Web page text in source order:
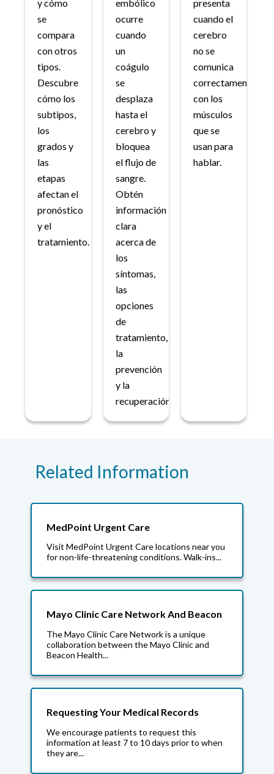
y cómo
se
compara
con otros
tipos.
Descubre
cómo los
subtipos,
los
grados y
las
etapas
afectan el
pronóstico
y el
tratamiento.
embólico
ocurre
cuando
un
coágulo
se
desplaza
hasta el
cerebro y
bloquea
el flujo de
sangre.
Obtén
información
clara
acerca de
los
síntomas,
las
opciones
de
tratamiento,
la
prevención
y la
recuperación.
presenta
cuando el
cerebro
no se
comunica
correctamente
con los
músculos
que se
usan para
hablar.
Related Information
MedPoint Urgent Care
Visit MedPoint Urgent Care locations near you
for non-life-threatening conditions. Walk-ins...
Mayo Clinic Care Network And Beacon
The Mayo Clinic Care Network is a unique
collaboration between the Mayo Clinic and
Beacon Health...
Requesting Your Medical Records
We encourage patients to request this
information at least 7 to 10 days prior to when
they are...